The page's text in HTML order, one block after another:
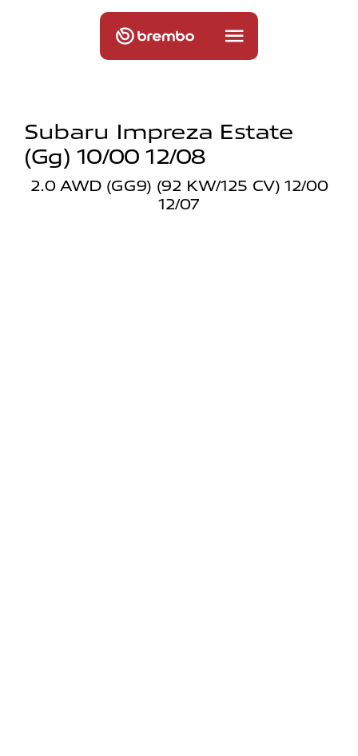
Subaru Impreza Estate
(gg) 10/00 12/08
2.0 AWD (GG9) (92 KW/125 CV) 12/00
12/07